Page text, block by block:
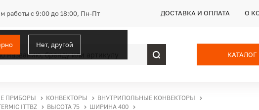
работы с 9:00 до 18:00, Пн-Пт
Нет, другой
ДОСТАВКА И ОПЛАТА О
КАТАЛОГ
ПРИБОРЫ КОНВЕКТОРЫ
ВНУТРИПОЛЬНЫЕ КОНВЕКТОРЫ
ITTBZ ВЫСОТА 75
ШИРИНА 400